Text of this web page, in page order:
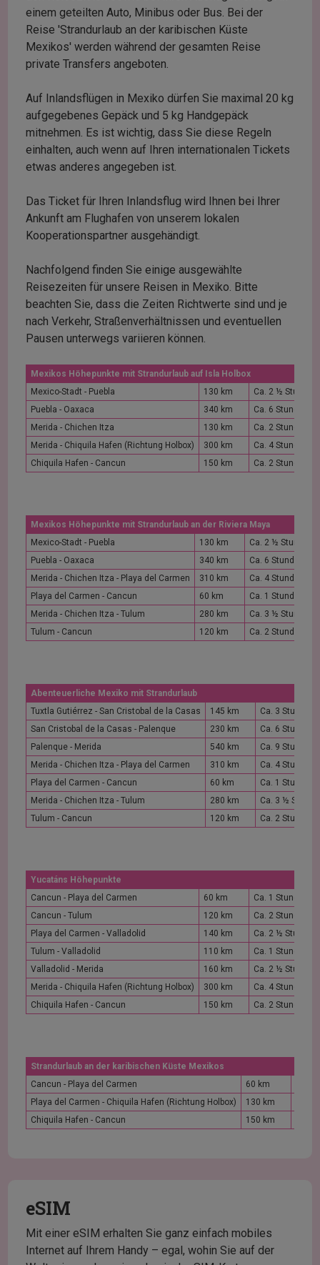
einem geteilten Auto, Minibus oder Bus. Bei der
Reise 'Strandurlaub an der karibischen Küste
Mexikos' werden während der gesamten Reise
private Transfers angeboten.
Auf Inlandsflügen in Mexiko dürfen Sie maximal 20 kg
aufgegebenes Gepäck und 5 kg Handgepäck
mitnehmen. Es ist wichtig, dass Sie diese Regeln
einhalten, auch wenn auf Ihren internationalen Tickets
etwas anderes angegeben ist.
Das Ticket für Ihren Inlandsflug wird Ihnen bei Ihrer
Ankunft am Flughafen von unserem lokalen
Kooperationspartner ausgehändigt.
Nachfolgend finden Sie einige ausgewählte
Reisezeiten für unsere Reisen in Mexiko. Bitte
beachten Sie, dass die Zeiten Richtwerte sind und je
nach Verkehr, Straßenverhältnissen und eventuellen
Pausen unterwegs variieren können.
Mexikos Höhepunkte mit Strandurlaub auf Isla Holbox
Mexico-Stadt - Puebla
130 km
Ca. 2 ½ Stunden
Puebla - Oaxaca
340 km
Ca. 6 Stunden
Merida - Chichen Itza
130 km
Ca. 2 Stunden
Merida - Chiquila Hafen (Richtung Holbox)
300 km
Ca. 4 Stunden
Chiquila Hafen - Cancun
150 km Ca. 2 Stunden
Mexikos Höhepunkte mit Strandurlaub an der Riviera Maya
Mexico-Stadt - Puebla
130 km
Ca. 2 ½ Stunden
Puebla - Oaxaca
340 km
Ca. 6 Stunden
Merida - Chichen Itza - Playa del Carmen
310 km
Ca. 4 Stunden
Playa del Carmen - Cancun
60 km
Ca. 1 Stunde
Merida - Chichen Itza - Tulum
280 km
Ca. 3 ½ Stunden
Tulum - Cancun
120 km Ca. 2 Stunden
Abenteuerliche Mexiko mit Strandurlaub
Tuxtla Gutiérrez - San Cristobal de la Casas
145 km
Ca. 3 Stunden
San Cristobal de la Casas - Palenque
230 km
Ca. 6 Stunden
Palenque - Merida
540 km
Ca. 9 Stunden
Merida - Chichen Itza - Playa del Carmen
310 km
Ca. 4 Stunden
Playa del Carmen - Cancun
60 km
Ca. 1 Stunde
Merida - Chichen Itza - Tulum
280 km
Ca. 3 ½
Tulum - Cancun
120 km Ca. 2 Stunden
Yucatáns Höhepunkte
Cancun - Playa del Carmen
60 km
Ca. 1 Stunde
Cancun - Tulum
120 km
Ca. 2 Stunden
Playa del Carmen - Valladolid
140 km
Ca. 2 ½ Stunden
Tulum - Valladolid
110 km
Ca. 1 Stunde
Valladolid - Merida
160 km
Ca. 2 ½ Stunden
Merida - Chiquila Hafen (Richtung Holbox)
300 km
Ca. 4 Stunden
Chiquila Hafen - Cancun
150 km Ca. 2 Stunden
Strandurlaub an der karibischen Küste Mexikos
Cancun - Playa del Carmen
60 km
Playa del Carmen - Chiquila Hafen (Richtung Holbox)
130 km
Chiquila Hafen - Cancun
150 km
eSIM
Mit einer eSIM erhalten Sie ganz einfach mobiles
Internet auf Ihrem Handy – egal, wohin Sie auf der